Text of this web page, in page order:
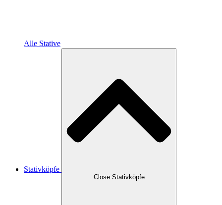
Alle Stative
Stativköpfe
Close Stativköpfe